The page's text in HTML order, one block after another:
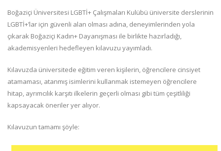
Boğaziçi Üniversitesi LGBTİ+ Çalışmaları Kulübü üniversite derslerinin
LGBTİ+’lar için güvenli alan olması adına, deneyimlerinden yola
çıkarak Boğaziçi Kadın+ Dayanışması ile birlikte hazırladığı,
akademisyenleri hedefleyen kılavuzu yayımladı.
Kılavuzda üniversitede eğitim veren kişilerin, öğrencilere cinsiyet
atamaması, atanmış isimlerini kullanmak istemeyen öğrencilere
hitap, ayrımcılık karşıtı ilkelerin geçerli olması gibi tüm çeşitliliği
kapsayacak öneriler yer alıyor.
Kılavuzun tamamı şöyle: